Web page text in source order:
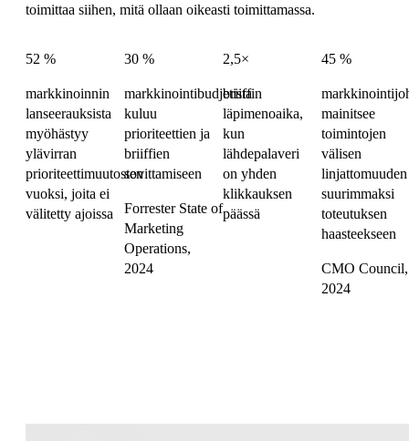
toimittaa siihen, mitä ollaan oikeasti toimittamassa.
52 %
markkinoinnin
lanseerauksista
myöhästyy
ylävirran
prioriteettimuutosten
vuoksi, joita ei
välitetty ajoissa
30 %
markkinointibudjetista
kuluu
prioriteettien ja
briiffien
sovittamiseen
Forrester State of
Marketing
Operations,
2024
2,5×
briiffin
läpimenoaika,
kun
lähdepalaveri
on yhden
klikkauksen
päässä
45 %
mainitsee
toimintojen
välisen
linjattomuuden
suurimmaksi
toteutuksen
haasteekseen
CMO Council,
2024